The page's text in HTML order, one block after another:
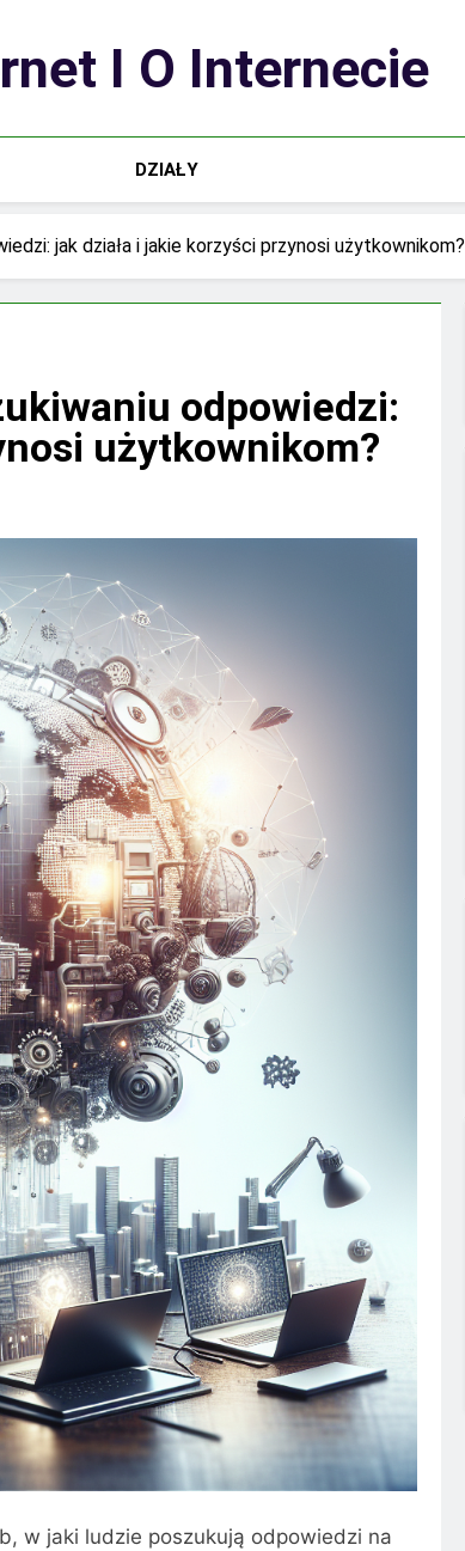
I O Internecie
DZIAŁY
jak działa i jakie korzyści przynosi użytkownikom?
odpowiedzi:
użytkownikom?
w jaki ludzie poszukują odpowiedzi na